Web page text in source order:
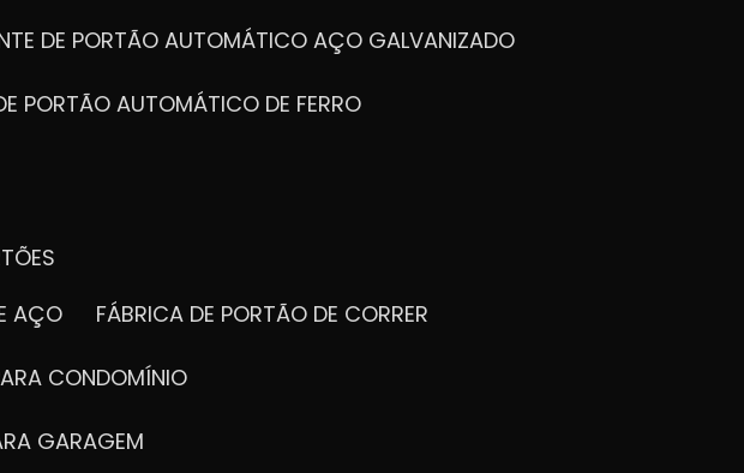
DE PORTÃO AUTOMÁTICO AÇO GALVANIZADO
PORTÃO AUTOMÁTICO DE FERRO
AÇO FÁBRICA DE PORTÃO DE CORRER
CONDOMÍNIO
GARAGEM